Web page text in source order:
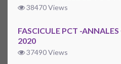
38470 Views
FASCICULE PCT -
2020
37490 Views